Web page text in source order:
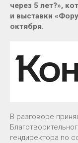
через 5 лет?»,
и выставки
октября.
В разговоре
гендиректора по